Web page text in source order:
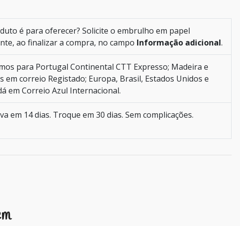
é para oferecer? Solicite o embrulho em papel
ao finalizar a compra, no campo Informação adicional.
para Portugal Continental CTT Expresso; Madeira e
em correio Registado; Europa, Brasil, Estados Unidos e
em Correio Azul Internacional.
em 14 dias. Troque em 30 dias. Sem complicações.